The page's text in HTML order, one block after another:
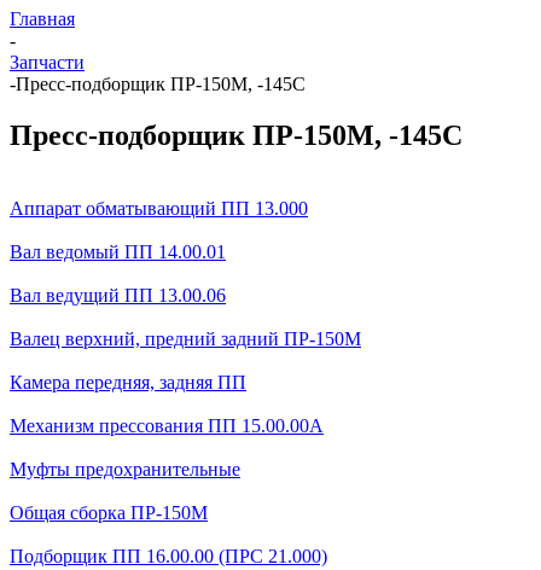
Главная
-
Запчасти
-Пресс-подборщик ПР-150М, -145С
Пресс-подборщик ПР-150М, -145С
Аппарат обматывающий ПП 13.000
Вал ведомый ПП 14.00.01
Вал ведущий ПП 13.00.06
Валец верхний, предний задний ПР-150М
Камера передняя, задняя ПП
Механизм прессования ПП 15.00.00А
Муфты предохранительные
Общая сборка ПР-150М
Подборщик ПП 16.00.00 (ПРС 21.000)